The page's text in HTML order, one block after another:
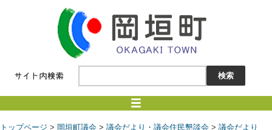
トップページ > 岡垣町議会 > 議会だより・議会住民懇談会 > 議会だより